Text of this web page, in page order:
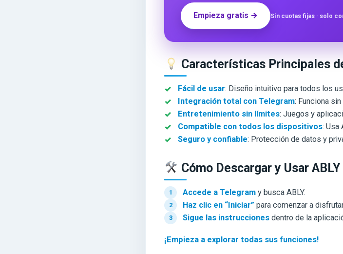
Empieza gratis → Sin cuotas fijas · solo
Características Principales
Fácil de usar: Diseño intuitivo para todos los
Integración total con Telegram: Funciona
Entretenimiento sin límites: Juegos y
Compatible con todos los dispositivos: Usa
Seguro y confiable: Protección de datos y
Cómo Descargar y Usar ABLY
Accede a Telegram y busca ABLY.
Haz clic en “Iniciar” para comenzar a
Sigue las instrucciones dentro de la
¡Empieza a explorar todas sus funciones!